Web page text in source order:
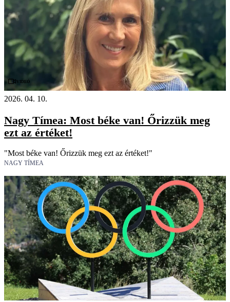
Videó
2026. 04. 10.
Nagy Tímea: Most béke van! Őrizzük meg
ezt az értéket!
"Most béke van! Őrizzük meg ezt az értéket!"
NAGY TÍMEA